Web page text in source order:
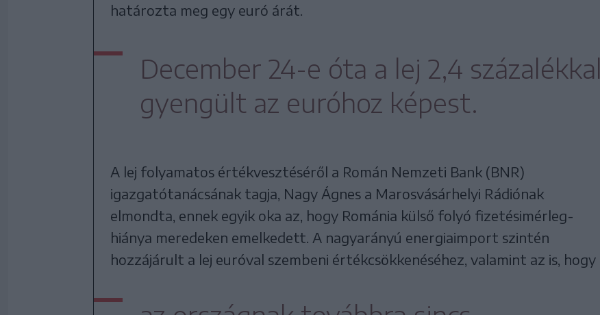
határozta meg egy euró árát.
December 24-e óta a lej 2,4 százalékkal
gyengült az euróhoz képest.
A lej folyamatos értékvesztéséről a Román Nemzeti Bank (BNR)
igazgatótanácsának tagja, Nagy Ágnes a Marosvásárhelyi Rádiónak
elmondta, ennek egyik oka az, hogy Románia külső folyó fizetésimérleg-
hiánya meredeken emelkedett. A nagyarányú energiaimport szintén
hozzájárult a lej euróval szembeni értékcsökkenéséhez, valamint az is, hogy